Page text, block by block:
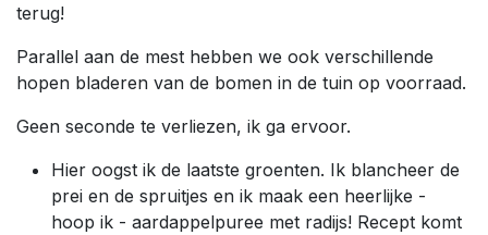
terug!
Parallel aan de mest hebben we ook verschillende
hopen bladeren van de bomen in de tuin op voorraad.
Geen seconde te verliezen, ik ga ervoor.
Hier oogst ik de laatste groenten. Ik blancheer de
prei en de spruitjes en ik maak een heerlijke -
hoop ik - aardappelpuree met radijs! Recept komt